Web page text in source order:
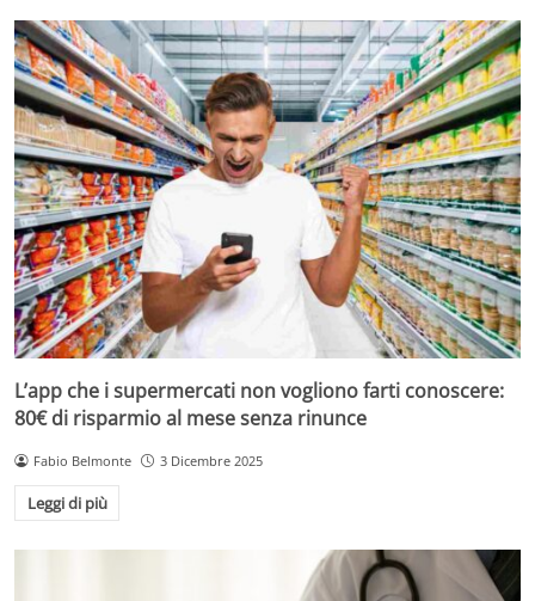
L’app che i supermercati non vogliono farti conoscere:
80€ di risparmio al mese senza rinunce
Fabio Belmonte 3 Dicembre 2025
Leggi di più